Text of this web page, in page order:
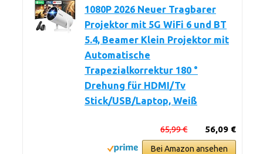
1080P 2026 Neuer Tragbarer
Projektor mit 5G WiFi 6 und BT
5.4, Beamer Klein Projektor mit
Automatische
Trapezialkorrektur 180 °
Drehung für HDMI/Tv
Stick/USB/Laptop, Weiß
56,09 €
65,99 €
Bei Amazon ansehen